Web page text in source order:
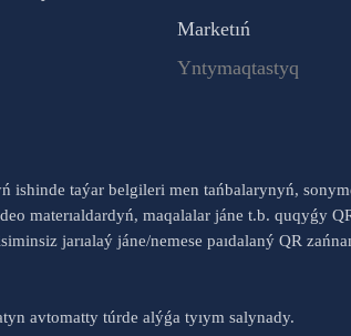
Marketıń
Yntymaqtastyq
ishinde taýar belgileri men tańbalarynyń,
materıaldardyń, maqalalar jáne t.b. quqyǵy
jarıalaý jáne/nemese paıdalaný QR
avtomatty túrde alýǵa tyıym salynady.